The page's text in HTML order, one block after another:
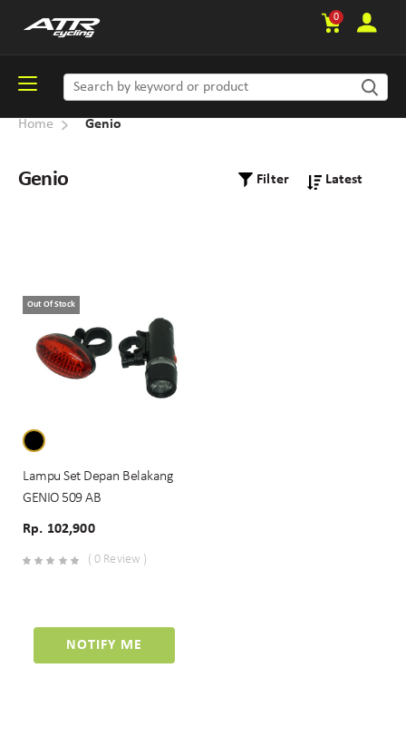
0
Home Genio
Genio Filter
Out Of Stock
Lampu Set Depan Belakang
GENIO 509 AB
Rp. 102,900
( 0 Review )
NOTIFY ME